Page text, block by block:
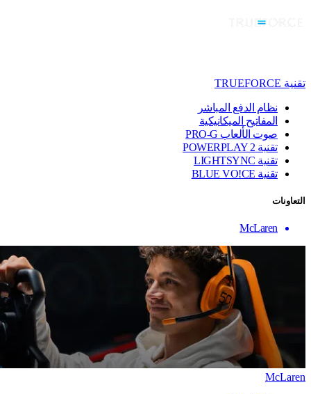
تقنية TRUEFORCE
نظام الدفع المباشر
المفاتيح الميكانيكية
صوت الألعاب PRO-G
تقنية ‏POWERPLAY 2
تقنية LIGHTSYNC
تقنية BLUE VO!CE
التعاونات
McLaren
McLaren